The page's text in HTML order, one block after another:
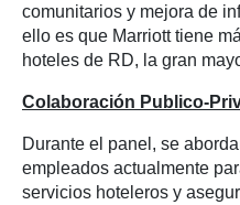
comunitarios y mejora de
ello es que Marriott tiene
hoteles de RD, la gran
Colaboración Publico-
Durante el panel, se
empleados actualmente
servicios hoteleros y